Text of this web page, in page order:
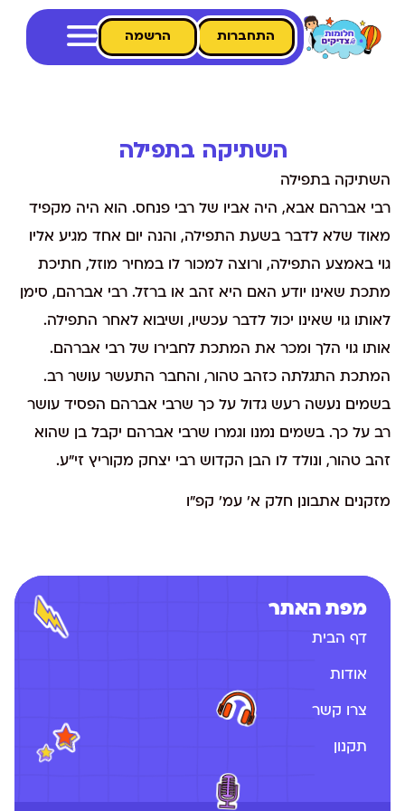
התחברות הרשמה
השתיקה בתפילה
השתיקה בתפילה
רבי אברהם אבא, היה אביו של רבי פנחס. הוא היה מקפיד
מאוד שלא לדבר בשעת התפילה, והנה יום אחד מגיע אליו
גוי באמצע התפילה, ורוצה למכור לו במחיר מוזל, חתיכת
מתכת שאינו יודע האם היא זהב או ברזל. רבי אברהם, סימן
לאותו גוי שאינו יכול לדבר עכשיו, ושיבוא לאחר התפילה.
אותו גוי הלך ומכר את המתכת לחבירו של רבי אברהם.
המתכת התגלתה כזהב טהור, והחבר התעשר עושר רב.
בשמים נעשה רעש גדול על כך שרבי אברהם הפסיד עושר
רב על כך. בשמים נמנו וגמרו שרבי אברהם יקבל בן שהוא
זהב טהור, ונולד לו הבן הקדוש רבי יצחק מקוריץ זי"ע.
מזקנים אתבונן חלק א' עמ' קפ"ו
מפת האתר
דף הבית
אודות
צרו קשר
תקנון